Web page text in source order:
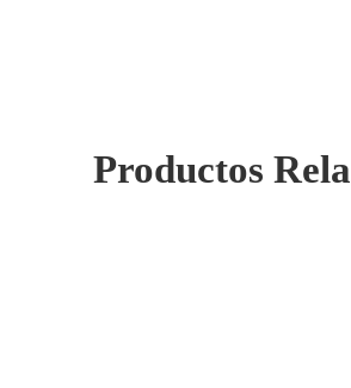
Productos